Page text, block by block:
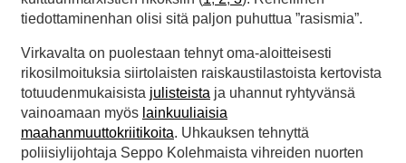
tiedottaminenhan olisi sitä paljon puhuttua ”rasismia”.
Virkavalta on puolestaan tehnyt oma-aloitteisesti
rikosilmoituksia siirtolaisten raiskaustilastoista kertovista
totuudenmukaisista julisteista ja uhannut ryhtyvänsä
vainoamaan myös lainkuuliaisia
maahanmuuttokriitikoita. Uhkauksen tehnyttä
poliisiylijohtaja Seppo Kolehmaista vihreiden nuorten